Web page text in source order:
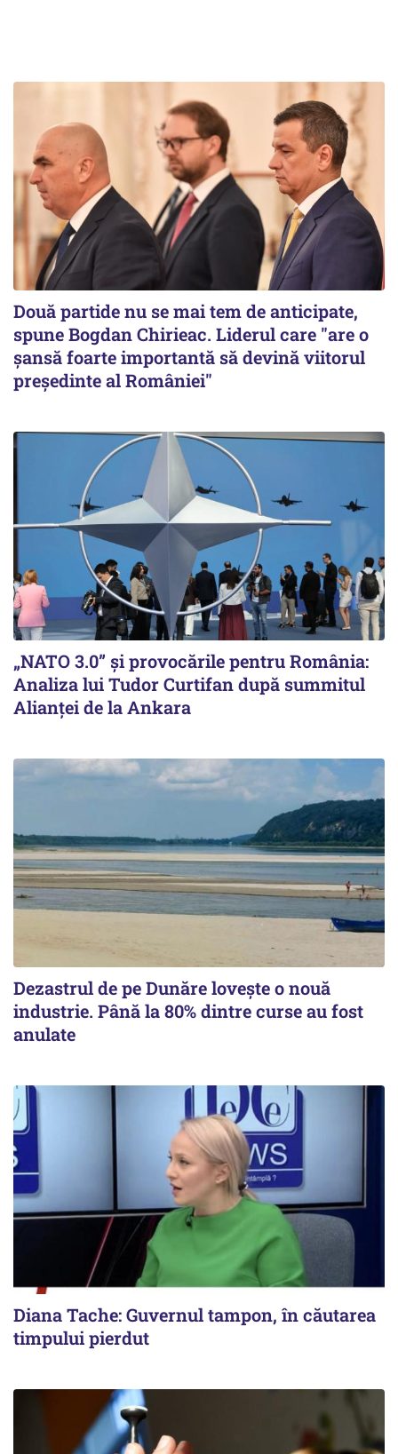
Două partide nu se mai tem de anticipate,
spune Bogdan Chirieac. Liderul care "are o
șansă foarte importantă să devină viitorul
președinte al României"
„NATO 3.0” și provocările pentru România:
Analiza lui Tudor Curtifan după summitul
Alianței de la Ankara
Dezastrul de pe Dunăre lovește o nouă
industrie. Până la 80% dintre curse au fost
anulate
Diana Tache: Guvernul tampon, în căutarea
timpului pierdut